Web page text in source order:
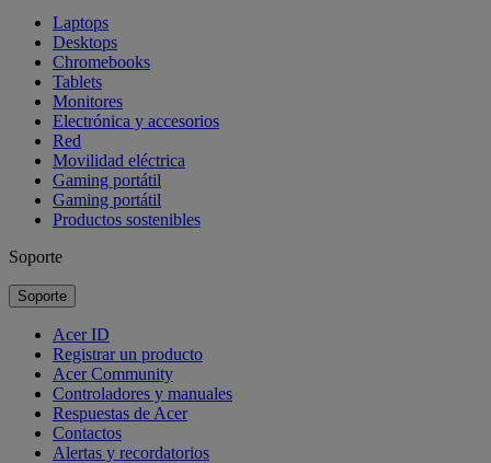
Laptops
Desktops
Chromebooks
Tablets
Monitores
Electrónica y accesorios
Red
Movilidad eléctrica
Gaming portátil
Gaming portátil
Productos sostenibles
Soporte
Soporte
Acer ID
Registrar un producto
Acer Community
Controladores y manuales
Respuestas de Acer
Contactos
Alertas y recordatorios